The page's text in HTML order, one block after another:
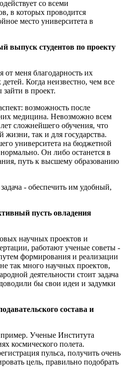
со всеми
в которых проводится
место университета в
выпуск студентов по проекту
меня благодарность их
Когда неизвестно, чем все
в проект.
возможность после
них медицина. Невозможно всем
сложнейшего обучения, что
жизни, так и для государства.
университета на бюджетной
Он либо останется в
путь к высшему образованию
- обеспечить им удобный,
пусть овладения
научных проектов и
работают ученые советы -
формирования и реализации
так много научных проектов,
деятельности стоит задача
бы свои идеи и задумки
состава и
Ученые Института
космического полета.
пульса, получить очень
цель, правильно подобрать